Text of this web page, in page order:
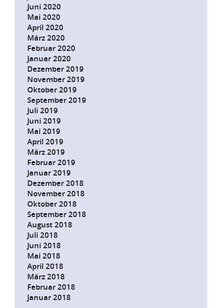
Juni 2020
Mai 2020
April 2020
März 2020
Februar 2020
Januar 2020
Dezember 2019
November 2019
Oktober 2019
September 2019
Juli 2019
Juni 2019
Mai 2019
April 2019
März 2019
Februar 2019
Januar 2019
Dezember 2018
November 2018
Oktober 2018
September 2018
August 2018
Juli 2018
Juni 2018
Mai 2018
April 2018
März 2018
Februar 2018
Januar 2018